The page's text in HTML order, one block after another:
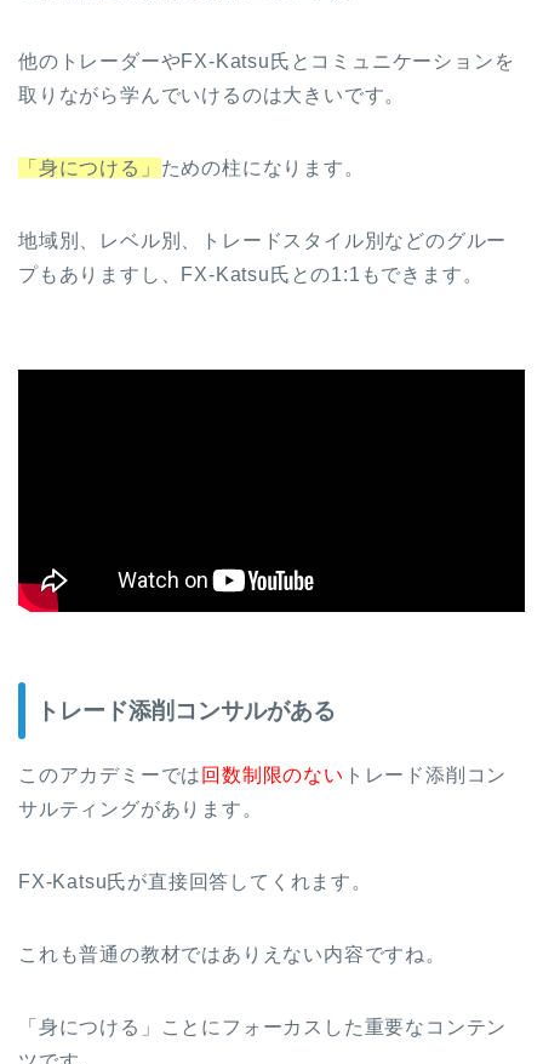
他のトレーダーやFX-Katsu氏とコミュニケーションを
取りながら学んでいけるのは大きいです。
「身につける」 ための柱になります。
地域別、レベル別、トレードスタイル別などのグルー
プもありますし、FX-Katsu氏との1:1もできます。
トレード添削コンサルがある
このアカデミーでは 回数制限のない トレード添削コン
サルティングがあります。
FX-Katsu氏が直接回答してくれます。
これも普通の教材ではありえない内容ですね。
「身につける」ことにフォーカスした重要なコンテン